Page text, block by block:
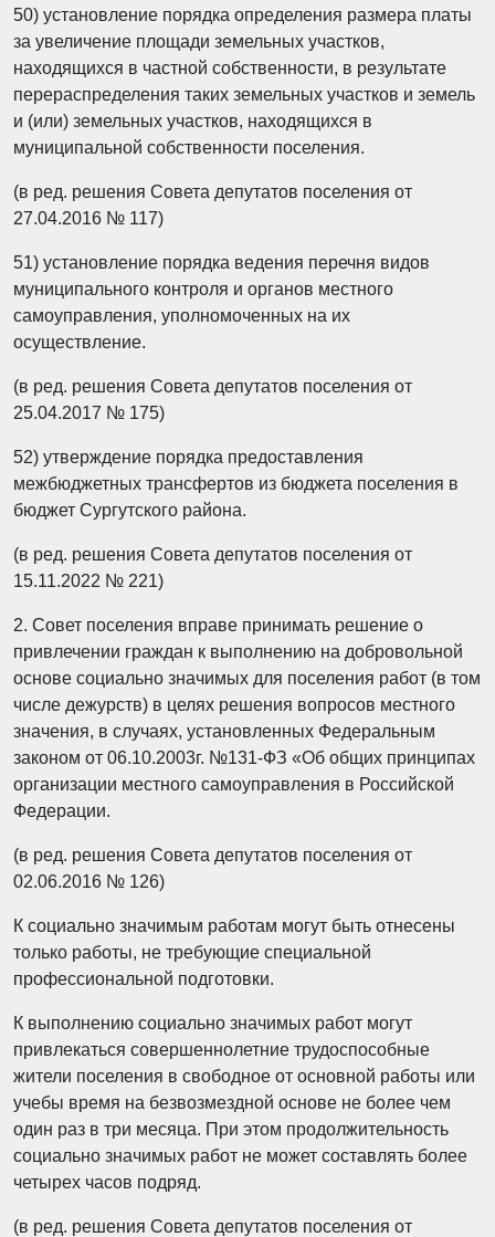
50) установление порядка определения размера платы
за увеличение площади земельных участков,
находящихся в частной собственности, в результате
перераспределения таких земельных участков и земель
и (или) земельных участков, находящихся в
муниципальной собственности поселения.
(в ред. решения Совета депутатов поселения от
27.04.2016 № 117)
51) установление порядка ведения перечня видов
муниципального контроля и органов местного
самоуправления, уполномоченных на их
осуществление.
(в ред. решения Совета депутатов поселения от
25.04.2017 № 175)
52) утверждение порядка предоставления
межбюджетных трансфертов из бюджета поселения в
бюджет Сургутского района.
(в ред. решения Совета депутатов поселения от
15.11.2022 № 221)
2. Совет поселения вправе принимать решение о
привлечении граждан к выполнению на добровольной
основе социально значимых для поселения работ (в том
числе дежурств) в целях решения вопросов местного
значения, в случаях, установленных Федеральным
законом от 06.10.2003г. №131-ФЗ «Об общих принципах
организации местного самоуправления в Российской
Федерации.
(в ред. решения Совета депутатов поселения от
02.06.2016 № 126)
К социально значимым работам могут быть отнесены
только работы, не требующие специальной
профессиональной подготовки.
К выполнению социально значимых работ могут
привлекаться совершеннолетние трудоспособные
жители поселения в свободное от основной работы или
учебы время на безвозмездной основе не более чем
один раз в три месяца. При этом продолжительность
социально значимых работ не может составлять более
четырех часов подряд.
(в ред. решения Совета депутатов поселения от